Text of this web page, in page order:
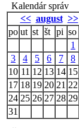
Kalendár správ
<< august >>
po ut st št pi so
1
3
4 5 6 7 8
10 11 12 13 14 15
17 18 19 20 21 22
24 25 26 27 28 29
31